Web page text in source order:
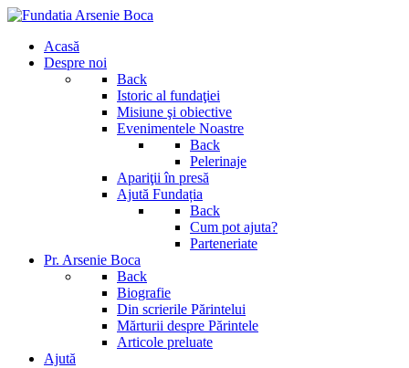
Acasă
Despre noi
Back
Istoric al fundaţiei
Misiune şi obiective
Evenimentele Noastre
Back
Pelerinaje
Apariţii în presă
Ajută Fundația
Back
Cum pot ajuta?
Parteneriate
Pr. Arsenie Boca
Back
Biografie
Din scrierile Părintelui
Mărturii despre Părintele
Articole preluate
Ajută